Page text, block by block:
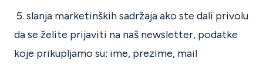
5. slanja marketinških sadržaja ako ste dali privolu
da se želite prijaviti na naš newsletter, podatke
koje prikupljamo su: ime, prezime, mail